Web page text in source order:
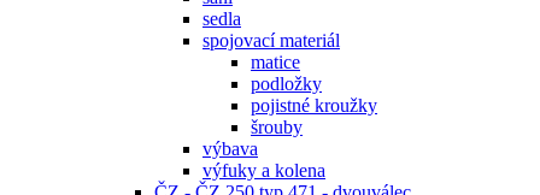
sedla
spojovací materiál
matice
podložky
pojistné kroužky
šrouby
výbava
výfuky a kolena